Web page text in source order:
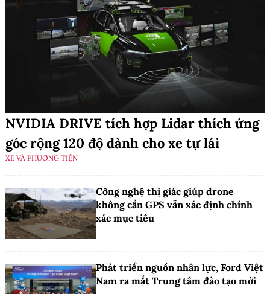
NVIDIA DRIVE tích hợp Lidar thích ứng
góc rộng 120 độ dành cho xe tự lái
XE VÀ PHƯƠNG TIỆN
Công nghệ thị giác giúp drone
không cần GPS vẫn xác định chính
xác mục tiêu
Phát triển nguồn nhân lực, Ford Việt
Nam ra mắt Trung tâm đào tạo mới